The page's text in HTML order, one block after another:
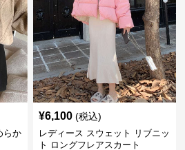
らか
¥6,100 (税込)
レディース スウェット リブニッ
ト ロングフレアスカート